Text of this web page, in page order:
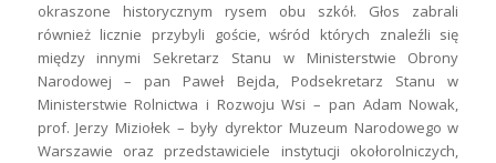
okraszone historycznym rysem obu szkół. Głos zabrali
również licznie przybyli goście, wśród których znaleźli się
między innymi Sekretarz Stanu w Ministerstwie Obrony
Narodowej – pan Paweł Bejda, Podsekretarz Stanu w
Ministerstwie Rolnictwa i Rozwoju Wsi – pan Adam Nowak,
prof. Jerzy Miziołek – były dyrektor Muzeum Narodowego w
Warszawie oraz przedstawiciele instytucji okołorolniczych,